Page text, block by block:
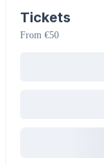
Tickets
From €50